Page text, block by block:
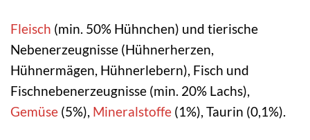
Fleisch (min. 50% Hühnchen) und tierische
Nebenerzeugnisse (Hühnerherzen,
Hühnermägen, Hühnerlebern), Fisch und
Fischnebenerzeugnisse (min. 20% Lachs),
Gemüse (5%), Mineralstoffe (1%), Taurin (0,1%).